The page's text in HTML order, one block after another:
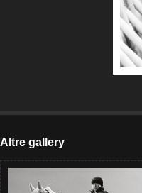
Altre gallery